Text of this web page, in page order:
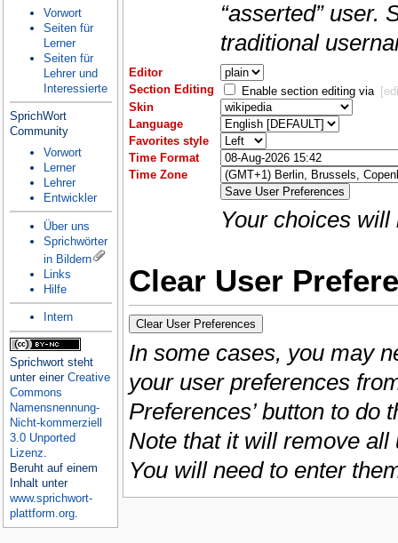
“asserted” user.
traditional
Editor
Section Editing
Enable section editing via
Skin
Language
Favorites style
Time Format
Time Zone
Your choices
Clear User
In some cases, you may
your user preferences
Preferences’ button to do
Note that it will remove all
You will need to enter
Vorwort
Seiten für
Lerner
Seiten für
Lehrer und
Interessierte
SprichWort
Community
Vorwort
Lerner
Lehrer
Entwickler
Über uns
Sprichwörter
in Bildern
Links
Hilfe
Intern
Sprichwortsteht
unter einer Creative
Commons
Namensnennung-
Nicht-kommerziell
3.0 Unported
Lizenz.
Beruht auf einem
Inhalt unter
www.sprichwort-
plattform.org.